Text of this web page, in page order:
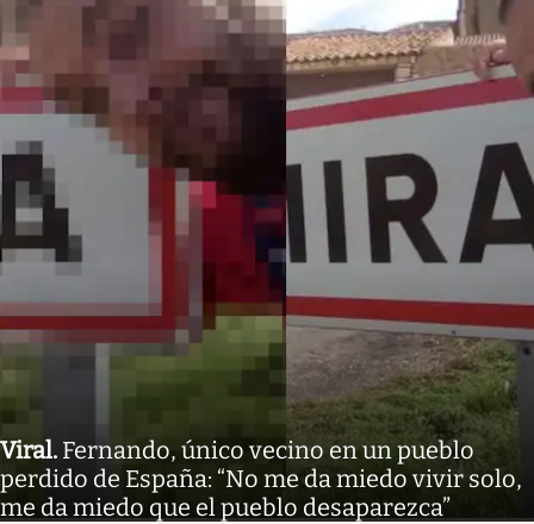
Viral. Fernando, único vecino en un pueblo
perdido de España: “No me da miedo vivir solo,
me da miedo que el pueblo desaparezca”